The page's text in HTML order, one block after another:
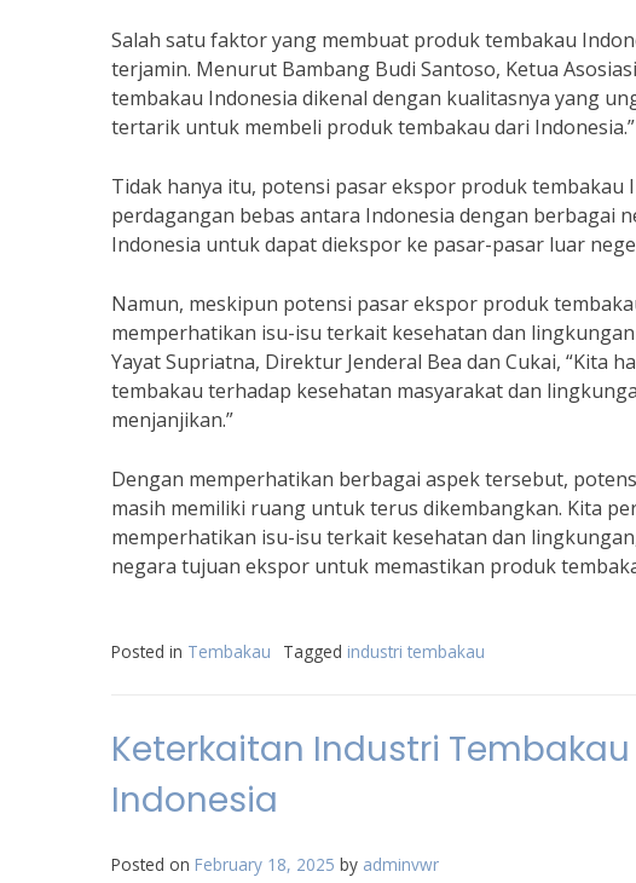
Salah satu faktor yang membuat produk tembakau
terjamin. Menurut Bambang Budi Santoso, Ketua
tembakau Indonesia dikenal dengan kualitasnya yang
tertarik untuk membeli produk tembakau dari Indonesia.”
Tidak hanya itu, potensi pasar ekspor produk
perdagangan bebas antara Indonesia dengan berbagai
Indonesia untuk dapat diekspor ke pasar-pasar luar
Namun, meskipun potensi pasar ekspor produk
memperhatikan isu-isu terkait kesehatan dan
Yayat Supriatna, Direktur Jenderal Bea dan Cukai,
tembakau terhadap kesehatan masyarakat dan
menjanjikan.”
Dengan memperhatikan berbagai aspek tersebut,
masih memiliki ruang untuk terus dikembangkan. Kita
memperhatikan isu-isu terkait kesehatan dan
negara tujuan ekspor untuk memastikan produk
Posted in Tembakau Tagged industri tembakau
Keterkaitan Industri
Indonesia
Posted on February 18, 2025 by adminvwr